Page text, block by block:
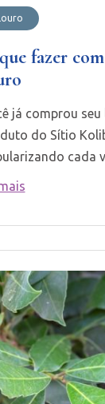
fazer
já comprou
do Sítio
cada